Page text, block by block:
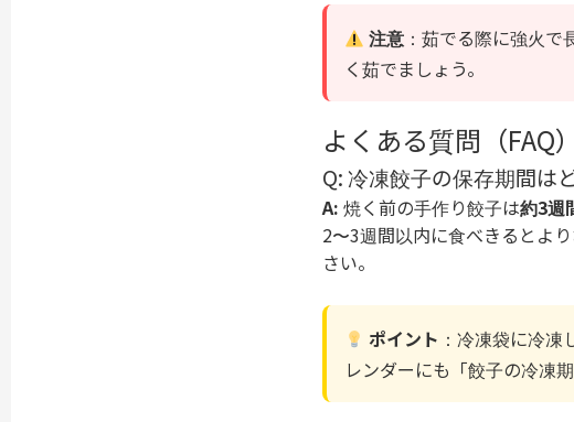
注意 ：茹でる際に強火
く茹でましょう。
よくある質問（FAQ）
Q: 冷凍餃子の保存期間は
A: 焼く前の手作り餃子は約3週
2〜3週間以内に食べきるとよ
さい。
ポイント ：冷凍袋に冷
レンダーにも「餃子の冷凍